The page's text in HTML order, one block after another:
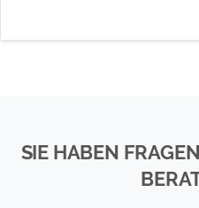
SIE HABEN